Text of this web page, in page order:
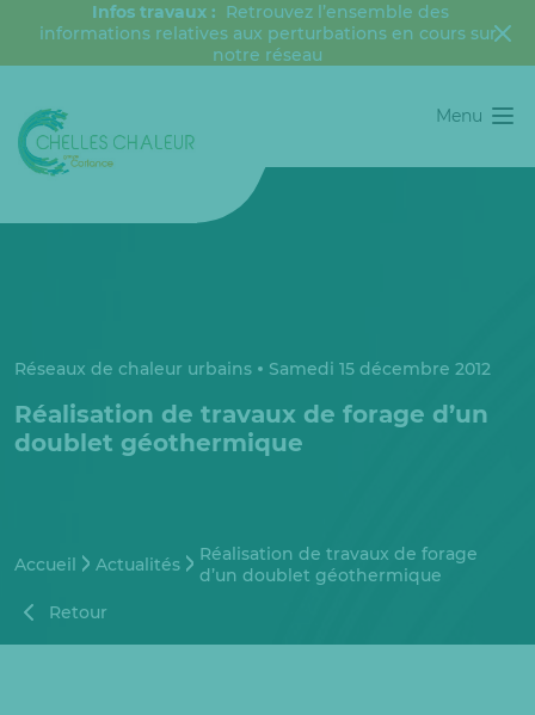
Infos travaux : Retrouvez l’ensemble des
informations relatives aux perturbations en cours sur
notre réseau
Menu
Réseaux de chaleur urbains Samedi 15 décembre 2012
Réalisation de travaux de forage d’un
doublet géothermique
Accueil Actualités
Réalisation de travaux de forage
d’un doublet géothermique
Retour